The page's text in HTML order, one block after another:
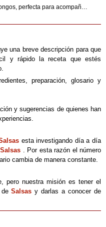
una breve descripción para que
y rápido la receta que estés
preparación, glosario y
y sugerencias de quienes han
esta investigando día a día
Salsas . Por esta razón el número
cambia de manera constante.
pero nuestra misión es tener el
deSalsas y darlas a conocer de